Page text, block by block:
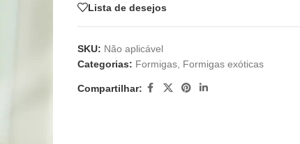
Lista de desejos
SKU: Não aplicável
Categorias: Formigas, Formigas exóticas
Compartilhar: